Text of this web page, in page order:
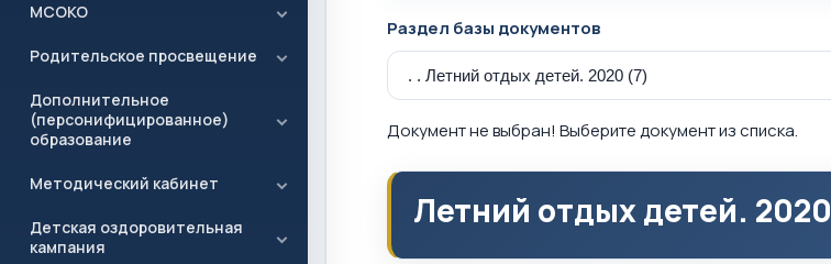
МСОКО
Родительское просвещение
Дополнительное
(персонифицированное)
образование
Методический кабинет
Детская оздоровительная
кампания
Раздел базы документов
Документ не выбран! Выберите документ из списка.
Летний отдых детей. 2020